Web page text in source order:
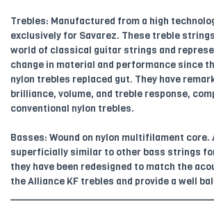
Trebles: Manufactured from a high
exclusively for Savarez. These treble
world of classical guitar strings and
change in material and performance since
nylon trebles replaced gut. They have
brilliance, volume, and treble response,
conventional nylon trebles.
Basses: Wound on nylon multifilament core.
superficially similar to other bass strings
they have been redesigned to match the
the Alliance KF trebles and provide a well